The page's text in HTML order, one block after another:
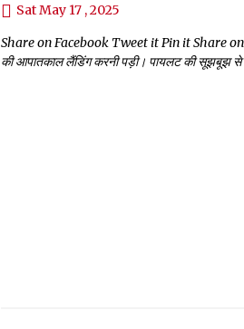
Sat May 17 , 2025
Share on Facebook Tweet it Pin it Share on
की आपातकाल लैंडिंग करनी पड़ी। पायलट की सूझबूझ